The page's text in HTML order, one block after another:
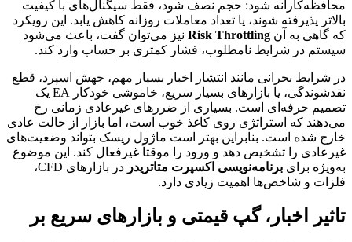
محافظه‌کارانه شود: حجم نصف شود، فقط سیگنال‌های با کیفیت
بالاتر پذیرفته شوند، یا تعداد معاملات روزانه کاهش یابد. این رویکرد
که گاهی به آن Risk Throttling نیز می‌توان گفت، باعث می‌شود
سیستم در شرایط نامطلوب، فشار کمتری بر حساب وارد کند.
در شرایط بحرانی مانند انتشار اخبار بسیار مهم، جهش اسپرد، قطع
نقدشوندگی، یا بازارهای بسیار سریع، خاموشی خودکار EA یک
تصمیم حرفه‌ای است. بسیاری از ضررهای غیرعادی زمانی رخ
می‌دهند که استراتژی روی کاغذ خوب است، اما بازار از حالت عادی
خارج شده است. بنابراین بهتر است ماژول ریسک بتواند وضعیت‌های
غیرعادی را تشخیص دهد و ورود را موقتاً غیرفعال کند. این موضوع
به‌ویژه برای برنامه‌نویسی اکسپرت متاتریدر
در بازارهای CFD،
فلزات و شاخص‌ها اهمیت زیادی دارد.
تاثیر اخبار، گپ قیمتی و بازارهای سریع بر